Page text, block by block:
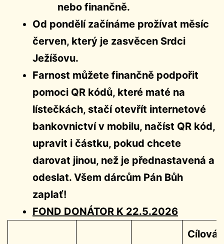
nebo finančně.
Od pondělí začínáme prožívat měsíc
červen, který je zasvěcen Srdci
Ježíšovu.
Farnost můžete finančně podpořit
pomoci QR kódů, které maté na
lístečkách, stačí otevřít internetové
bankovnictví v mobilu, načíst QR kód,
upravit i částku, pokud chcete
darovat jinou, než je přednastavená a
odeslat. Všem dárcům Pán Bůh
zaplať!
FOND DONÁTOR K 22.5.2026
Cílová